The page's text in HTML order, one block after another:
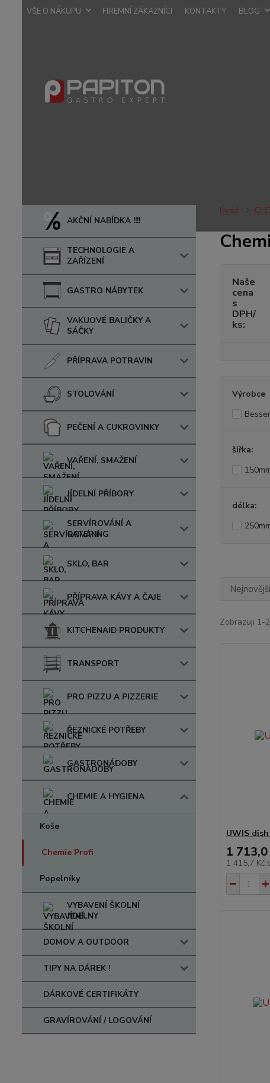
VŠE O NÁKUPU FIREMNÍ ZÁKAZNÍCI KONTAKTY BLOG
AKČNÍ NABÍDKA !!!!
TECHNOLOGIE A
ZAŘÍZENÍ
GASTRO NÁBYTEK
VAKUOVÉ BALIČKY A
SÁČKY
PŘÍPRAVA POTRAVIN
STOLOVÁNÍ
PEČENÍ A CUKROVINKY
VAŘENÍ, SMAŽENÍ
JÍDELNÍ PŘÍBORY
SERVÍROVÁNÍ A
CATERING
SKLO, BAR
PŘÍPRAVA KÁVY A ČAJE
KITCHENAID PRODUKTY
TRANSPORT
PRO PIZZU A PIZZERIE
ŘEZNICKÉ POTŘEBY
GASTRONÁDOBY
CHEMIE A HYGIENA
Koše
Chemie Profi
Popelníky
VYBAVENÍ ŠKOLNÍ
JÍDELNY
DOMOV A OUTDOOR
TIPY NA DÁREK !
DÁRKOVÉ CERTIFIKÁTY
GRAVÍROVÁNÍ / LOGOVÁNÍ
Úvod
Naše
cena
s
DPH/
ks:
Výrobce
šířka:
délka:
Nejnovější
Zobrazuji 1-
UWIS
1 713,0
1 415,7 Kč